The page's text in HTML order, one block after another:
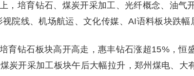
，培育钻石、煤炭开采加工、光纤概念、油气
院线、机场航运、文化传媒、AI语料板块跌幅
育钻石板块高开高走，惠丰钻石涨超15%，恒
炭开采加工板块午后大幅拉升，郑州煤电、大